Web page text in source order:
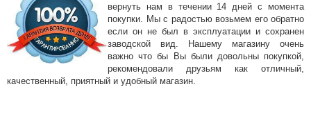
вернуть нам в течении 14 дней с момента
покупки. Мы с радостью возьмем его обратно
если он не был в эксплуатации и сохранен
заводской вид. Нашему магазину очень
важно что бы Вы были довольны покупкой,
рекомендовали друзьям как отличный,
качественный, приятный и удобный магазин.